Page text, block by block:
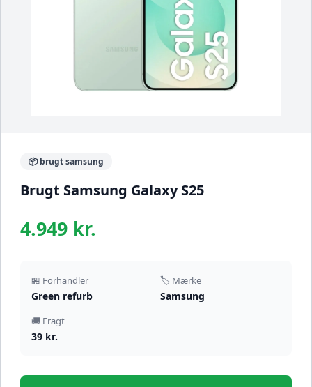
📦 brugt samsung
Brugt Samsung Galaxy S25
4.949 kr.
🏪 Forhandler
Green refurb
🏷️ Mærke
Samsung
🚚 Fragt
39 kr.